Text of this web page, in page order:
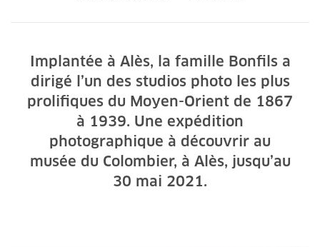
Implantée à Alès, la famille Bonfils a
dirigé l’un des studios photo les plus
prolifiques du Moyen-Orient de 1867
à 1939. Une expédition
photographique à découvrir au
musée du Colombier, à Alès, jusqu’au
30 mai 2021.